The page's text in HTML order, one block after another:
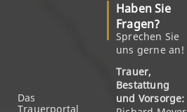
Das
Trauerportal
Haben Sie
Fragen?
Sprechen Sie
uns gerne an!
Trauer,
Bestattung
und Vorsorge: